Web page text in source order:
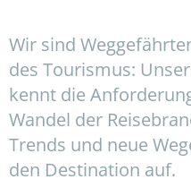
Wir sind
des Tourismus:
kennt die
Wandel der
Trends und neue
den Destination auf.